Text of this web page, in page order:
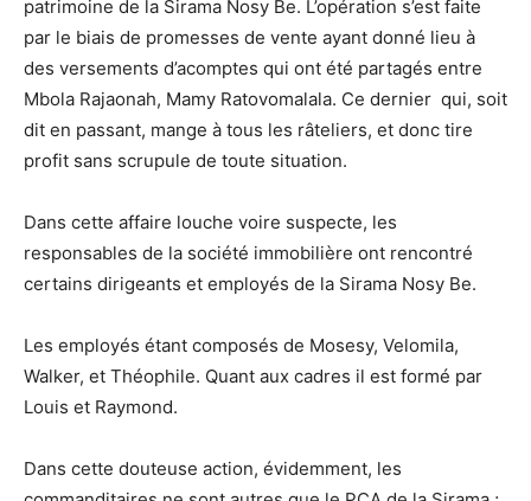
patrimoine de la Sirama Nosy Be. L’opération s’est faite
par le biais de promesses de vente ayant donné lieu à
des versements d’acomptes qui ont été partagés entre
Mbola Rajaonah, Mamy Ratovomalala. Ce dernier qui, soit
dit en passant, mange à tous les râteliers, et donc tire
profit sans scrupule de toute situation.
Dans cette affaire louche voire suspecte, les
responsables de la société immobilière ont rencontré
certains dirigeants et employés de la Sirama Nosy Be.
Les employés étant composés de Mosesy, Velomila,
Walker, et Théophile. Quant aux cadres il est formé par
Louis et Raymond.
Dans cette douteuse action, évidemment, les